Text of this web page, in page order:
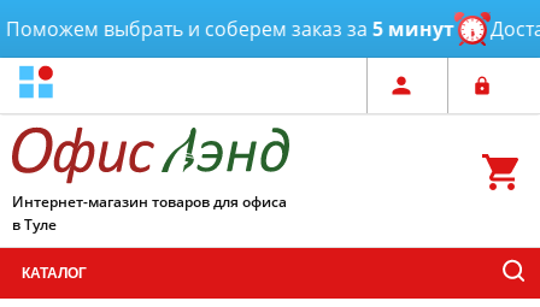
выбрать и соберем заказ за5 минут
Интернет-магазин товаров для офиса
в Туле
КАТАЛОГ